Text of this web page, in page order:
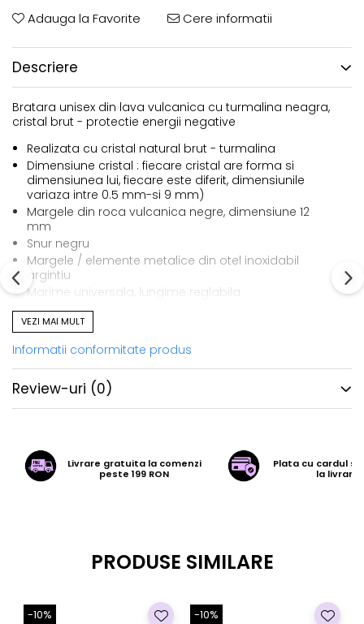
Adauga la Favorite Cere informatii
Descriere
Bratara unisex din lava vulcanica cu turmalina neagra,
cristal brut - protectie energii negative
Realizata cu cristal natural brut - turmalina
Dimensiune cristal : fiecare cristal are forma si
dimensiunea lui, fiecare este diferit, dimensiunile
variaza intre 0.5 mm-si 9 mm)
Margele din roca vulcanica negre, dimensiune 12
mm
Snur negru
Margele / elemente metalice din otel inoxidabil
argintiu
Marime universala, lungime reglabila
Sistem de inchidere cu impletitura culisanta
Datorita cristalelor naturale fiecare produs este unic
(nu exista doua cristale naturale la fel)
Produsele noastre sunt lucrate la noi in atelier si
fiecare produs provine dintr-o serie limitata, mica :)
VEZI MAI MULT
Informatii conformitate produs
Review-uri (0)
Livrare gratuita la comenzi
peste 199 RON
Plata cu cardul
la livrare
PRODUSE SIMILARE
-10% -10%